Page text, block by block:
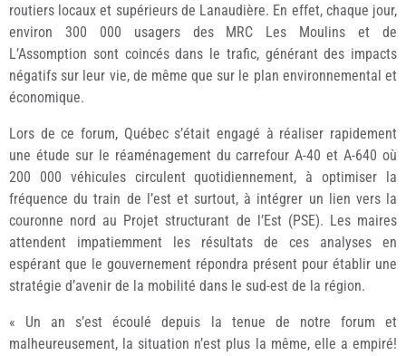
routiers locaux et supérieurs de Lanaudière. En effet, chaque jour,
environ 300 000 usagers des MRC Les Moulins et de
L’Assomption sont coincés dans le trafic, générant des impacts
négatifs sur leur vie, de même que sur le plan environnemental et
économique.
Lors de ce forum, Québec s’était engagé à réaliser rapidement
une étude sur le réaménagement du carrefour A-40 et A-640 où
200 000 véhicules circulent quotidiennement, à optimiser la
fréquence du train de l’est et surtout, à intégrer un lien vers la
couronne nord au Projet structurant de l’Est (PSE). Les maires
attendent impatiemment les résultats de ces analyses en
espérant que le gouvernement répondra présent pour établir une
stratégie d’avenir de la mobilité dans le sud-est de la région.
« Un an s’est écoulé depuis la tenue de notre forum et
malheureusement, la situation n’est plus la même, elle a empiré!